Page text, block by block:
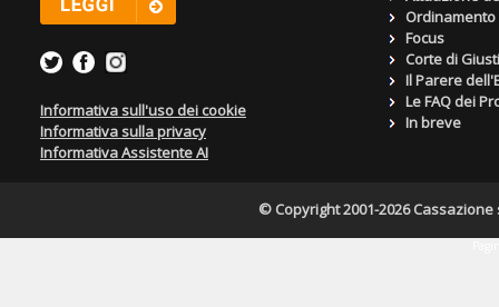
Informativa sull'uso dei cookie
Informativa sulla privacy
Informativa Assistente AI
Focus
Corte di
Il Parere
Le FAQ dei
In breve
© Copyright 2001-2026 Cassazione